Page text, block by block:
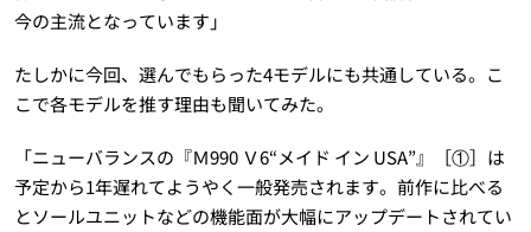
今の主流となっています」
たしかに今回、選んでもらった4モデルにも共通している。こ
こで各モデルを推す理由も聞いてみた。
「ニューバランスの『Ｍ990 Ｖ6“メイド イン USA”』［①］は
予定から1年遅れてようやく一般発売されます。前作に比べる
とソールユニットなどの機能面が大幅にアップデートされてい